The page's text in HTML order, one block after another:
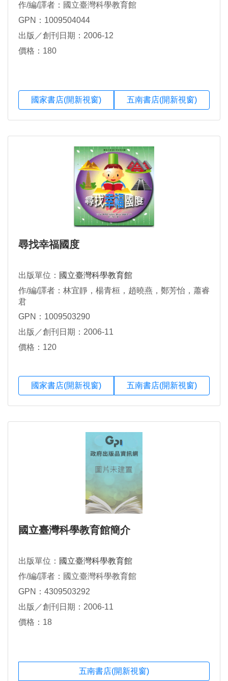
作/編/譯者：國立臺灣科學教育館
GPN：1009504044
出版／創刊日期：2006-12
價格：180
國家書店(開新視窗) 五南書店(開新視窗)
尋找幸福國度
出版單位： 國立臺灣科學教育館
作/編/譯者：林宜靜，楊青桓，趙曉燕，鄭芳怡，蕭睿
君
GPN：1009503290
出版／創刊日期：2006-11
價格：120
國家書店(開新視窗) 五南書店(開新視窗)
國立臺灣科學教育館簡介
出版單位： 國立臺灣科學教育館
作/編/譯者：國立臺灣科學教育館
GPN：4309503292
出版／創刊日期：2006-11
價格：18
五南書店(開新視窗)